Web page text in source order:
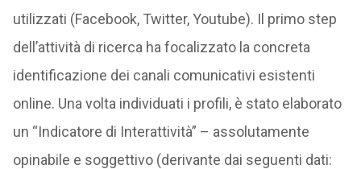
utilizzati (Facebook, Twitter, Youtube). Il primo step
dell’attività di ricerca ha focalizzato la concreta
identificazione dei canali comunicativi esistenti
online. Una volta individuati i profili, è stato elaborato
un “Indicatore di Interattività” – assolutamente
opinabile e soggettivo (derivante dai seguenti dati: